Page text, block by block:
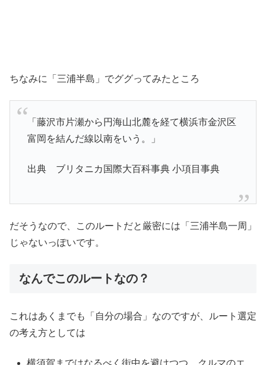
ちなみに「三浦半島」でググってみたところ
「藤沢市片瀬から円海山北麓を経て横浜市金沢区
富岡を結んだ線以南をいう。」
出典 ブリタニカ国際大百科事典 小項目事典
だそうなので、このルートだと厳密には「三浦半島一周」
じゃないっぽいです。
なんでこのルートなの？
これはあくまでも「自分の場合」なのですが、ルート選定
の考え方としては
横須賀まではなるべく街中を避けつつ、クルマのエ